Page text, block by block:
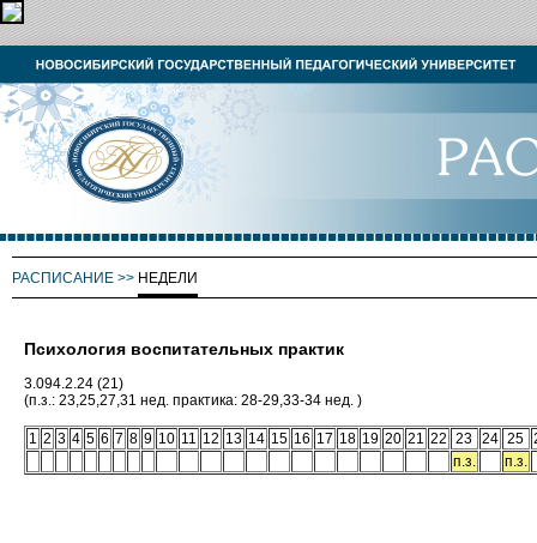
РАСПИСАНИЕ >> НЕДЕЛИ
Психология воспитательных практик
3.094.2.24 (21)
(п.з.: 23,25,27,31 нед. практика: 28-29,33-34 нед. )
1 2 3 4 5 6 7 8 9 10 11 12 13 14 15 16 17 18 19 20 21 22 23 24 25
п.з.
п.з.